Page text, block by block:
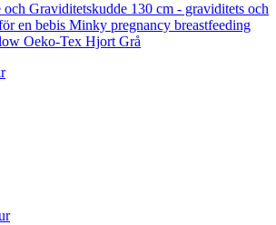
Graviditetskudde 130 cm - graviditets och
en bebis Minky pregnancy breastfeeding
Oeko-Tex Hjort Grå